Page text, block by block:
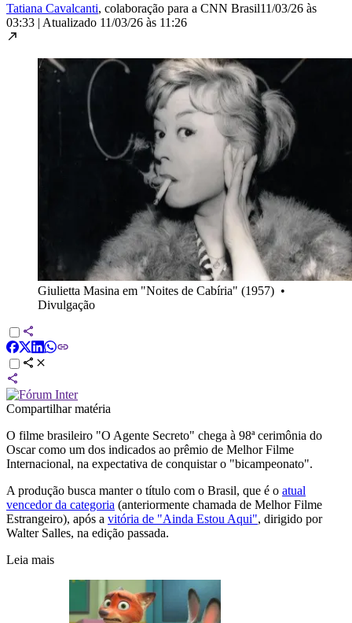
Tatiana Cavalcanti, colaboração para a CNN Brasil11/03/26 às
03:33 | Atualizado 11/03/26 às 11:26
Giulietta Masina em "Noites de Cabíria" (1957) •
Divulgação
Compartilhar matéria
O filme brasileiro "O Agente Secreto" chega à 98ª cerimônia do
Oscar como um dos indicados ao prêmio de Melhor Filme
Internacional, na expectativa de conquistar o "bicampeonato".
A produção busca manter o título com o Brasil, que é o atual
vencedor da categoria (anteriormente chamada de Melhor Filme
Estrangeiro), após a vitória de "Ainda Estou Aqui", dirigido por
Walter Salles, na edição passada.
Leia mais